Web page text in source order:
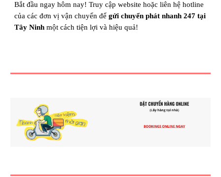
Bắt đầu ngay hôm nay! Truy cập website hoặc liên hệ hotline
của các đơn vị vận chuyển đểgửi chuyển phát nhanh 247 tại
Tây Ninh một cách tiện lợi và hiệu quả!